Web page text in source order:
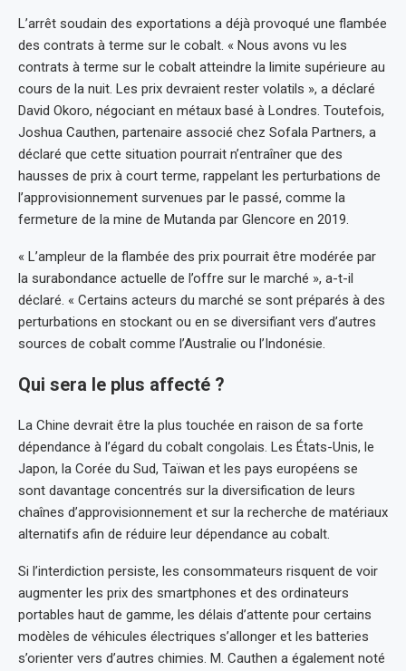
L’arrêt soudain des exportations a déjà provoqué une flambée
des contrats à terme sur le cobalt. « Nous avons vu les
contrats à terme sur le cobalt atteindre la limite supérieure au
cours de la nuit. Les prix devraient rester volatils », a déclaré
David Okoro, négociant en métaux basé à Londres. Toutefois,
Joshua Cauthen, partenaire associé chez Sofala Partners, a
déclaré que cette situation pourrait n’entraîner que des
hausses de prix à court terme, rappelant les perturbations de
l’approvisionnement survenues par le passé, comme la
fermeture de la mine de Mutanda par Glencore en 2019.
« L’ampleur de la flambée des prix pourrait être modérée par
la surabondance actuelle de l’offre sur le marché », a-t-il
déclaré. « Certains acteurs du marché se sont préparés à des
perturbations en stockant ou en se diversifiant vers d’autres
sources de cobalt comme l’Australie ou l’Indonésie.
Qui sera le plus affecté ?
La Chine devrait être la plus touchée en raison de sa forte
dépendance à l’égard du cobalt congolais. Les États-Unis, le
Japon, la Corée du Sud, Taïwan et les pays européens se
sont davantage concentrés sur la diversification de leurs
chaînes d’approvisionnement et sur la recherche de matériaux
alternatifs afin de réduire leur dépendance au cobalt.
Si l’interdiction persiste, les consommateurs risquent de voir
augmenter les prix des smartphones et des ordinateurs
portables haut de gamme, les délais d’attente pour certains
modèles de véhicules électriques s’allonger et les batteries
s’orienter vers d’autres chimies. M. Cauthen a également noté